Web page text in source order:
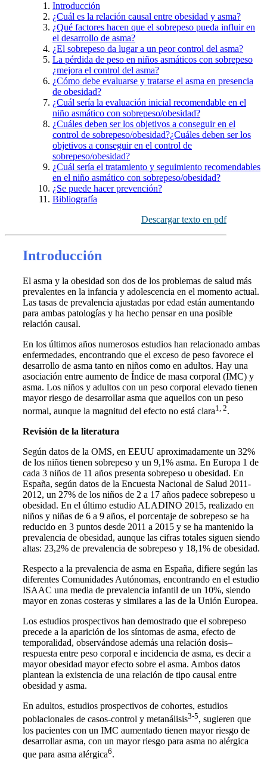
Introducción
¿Cuál es la relación causal entre obesidad y asma?
¿Qué factores hacen que el sobrepeso pueda influir en
el desarrollo de asma?
¿El sobrepeso da lugar a un peor control del asma?
La pérdida de peso en niños asmáticos con sobrepeso
¿mejora el control del asma?
¿Cómo debe evaluarse y tratarse el asma en presencia
de obesidad?
¿Cuál sería la evaluación inicial recomendable en el
niño asmático con sobrepeso/obesidad?
¿Cuáles deben ser los objetivos a conseguir en el
control de sobrepeso/obesidad?¿Cuáles deben ser los
objetivos a conseguir en el control de
sobrepeso/obesidad?
¿Cuál sería el tratamiento y seguimiento recomendables
en el niño asmático con sobrepeso/obesidad?
¿Se puede hacer prevención?
Bibliografía
Descargar texto en pdf
Introducción
El asma y la obesidad son dos de los problemas de salud más
prevalentes en la infancia y adolescencia en el momento actual.
Las tasas de prevalencia ajustadas por edad están aumentando
para ambas patologías y ha hecho pensar en una posible
relación causal.
En los últimos años numerosos estudios han relacionado ambas
enfermedades, encontrando que el exceso de peso favorece el
desarrollo de asma tanto en niños como en adultos. Hay una
asociación entre aumento de Índice de masa corporal (IMC) y
asma. Los niños y adultos con un peso corporal elevado tienen
mayor riesgo de desarrollar asma que aquellos con un peso
normal, aunque la magnitud del efecto no está clara1, 2.
Revisión de la literatura
Según datos de la OMS, en EEUU aproximadamente un 32%
de los niños tienen sobrepeso y un 9,1% asma. En Europa 1 de
cada 3 niños de 11 años presenta sobrepeso u obesidad. En
España, según datos de la Encuesta Nacional de Salud 2011-
2012, un 27% de los niños de 2 a 17 años padece sobrepeso u
obesidad. En el último estudio ALADINO 2015, realizado en
niños y niñas de 6 a 9 años, el porcentaje de sobrepeso se ha
reducido en 3 puntos desde 2011 a 2015 y se ha mantenido la
prevalencia de obesidad, aunque las cifras totales siguen siendo
altas: 23,2% de prevalencia de sobrepeso y 18,1% de obesidad.
Respecto a la prevalencia de asma en España, difiere según las
diferentes Comunidades Autónomas, encontrando en el estudio
ISAAC una media de prevalencia infantil de un 10%, siendo
mayor en zonas costeras y similares a las de la Unión Europea.
Los estudios prospectivos han demostrado que el sobrepeso
precede a la aparición de los síntomas de asma, efecto de
temporalidad, observándose además una relación dosis–
respuesta entre peso corporal e incidencia de asma, es decir a
mayor obesidad mayor efecto sobre el asma. Ambos datos
plantean la existencia de una relación de tipo causal entre
obesidad y asma.
En adultos, estudios prospectivos de cohortes, estudios
poblacionales de casos-control y metanálisis3-5, sugieren que
los pacientes con un IMC aumentado tienen mayor riesgo de
desarrollar asma, con un mayor riesgo para asma no alérgica
que para asma alérgica6.